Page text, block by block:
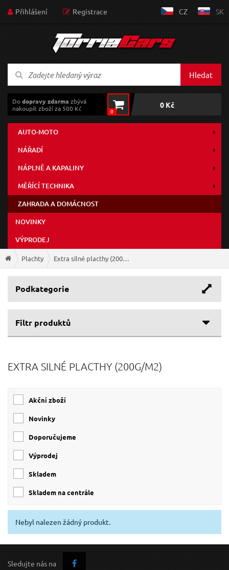
Přihlášení Registrace CZ SK
Hledat
Dodopravy zdarma zbývá
nakoupit zboží za 500 Kč
0
0 Kč
AUTO-MOTO
NÁŘADÍ
NÁPLNĚ A KAPALINY
MĚŘÍCÍ TECHNIKA
ZAHRADA A DOMÁCNOST
NOVINKY
VÝPRODEJ
Plachty Extra silné placthy (200g/m2)
Podkategorie
Filtr produktů
Výrobce
EXTOL-PREMIUM
EXTOL PREMIUM
4x5 m(2)
2x3 m(1)
6x8 m
(1)
Gramáž
EXTRA SILNÉ PLACTHY (200G/M2)
Akční zboží
Novinky
Doporučujeme
Výprodej
skladem
skladem na centrále
Nebyl nalezen žádný produkt.
Sledujte nás na